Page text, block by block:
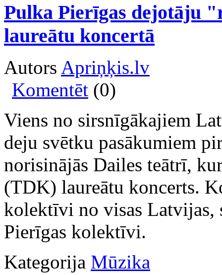
Pulka Pierīgas dejotāju
laureātu koncertā
Autors Apriņķis.lv
Komentēt (0)
Viens no sirsnīgākajiem
deju svētku pasākumiem
norisinājās Dailes teātrī,
(TDK) laureātu koncerts.
kolektīvi no visas
Pierīgas kolektīvi.
Kategorija Mūzika